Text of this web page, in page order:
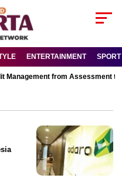
ENTERTAINMENT SPORT
Management from Assessment